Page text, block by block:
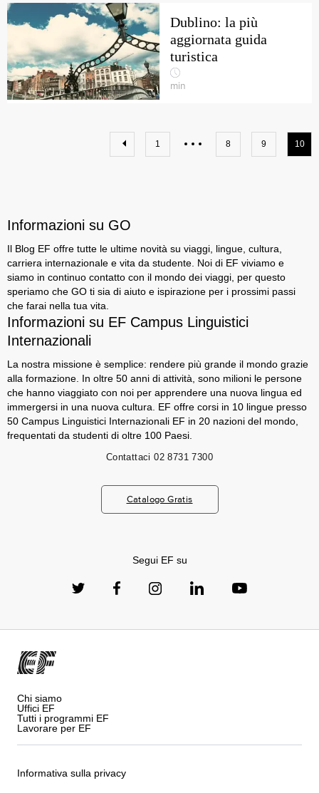
Dublino: la più
aggiornata guida
turistica
min
1 8 9 10
Informazioni su GO
Il Blog EF offre tutte le ultime novità su viaggi, lingue, cultura,
carriera internazionale e vita da studente. Noi di EF viviamo e
siamo in continuo contatto con il mondo dei viaggi, per questo
speriamo che GO ti sia di aiuto e ispirazione per i prossimi passi
che farai nella tua vita.
Informazioni su EF Campus Linguistici
Internazionali
La nostra missione è semplice: rendere più grande il mondo grazie
alla formazione. In oltre 50 anni di attività, sono milioni le persone
che hanno viaggiato con noi per apprendere una nuova lingua ed
immergersi in una nuova cultura. EF offre corsi in 10 lingue presso
50 Campus Linguistici Internazionali EF in 20 nazioni del mondo,
frequentati da studenti di oltre 100 Paesi.
Contattaci 02 8731 7300
Catalogo Gratis
Segui EF su
Chi siamo
Uffici EF
Tutti i programmi EF
Lavorare per EF
Informativa sulla privacy